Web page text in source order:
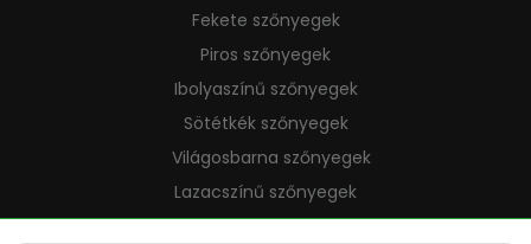
Fekete szőnyegek
Piros szőnyegek
Ibolyaszínű szőnyegek
Sötétkék szőnyegek
Világosbarna szőnyegek
Lazacszínű szőnyegek
Krémszínű szőnyegek